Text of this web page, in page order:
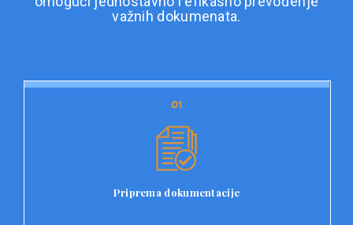
važnih dokumenata.
01
Priprema dokumentacije
01
Prvi korak u našem procesu prevoda je priprema
dokumentacije. Korisnici jednostavno učitavaju svoje
dokumenta, kao i specifične zahtjeve za prevod.